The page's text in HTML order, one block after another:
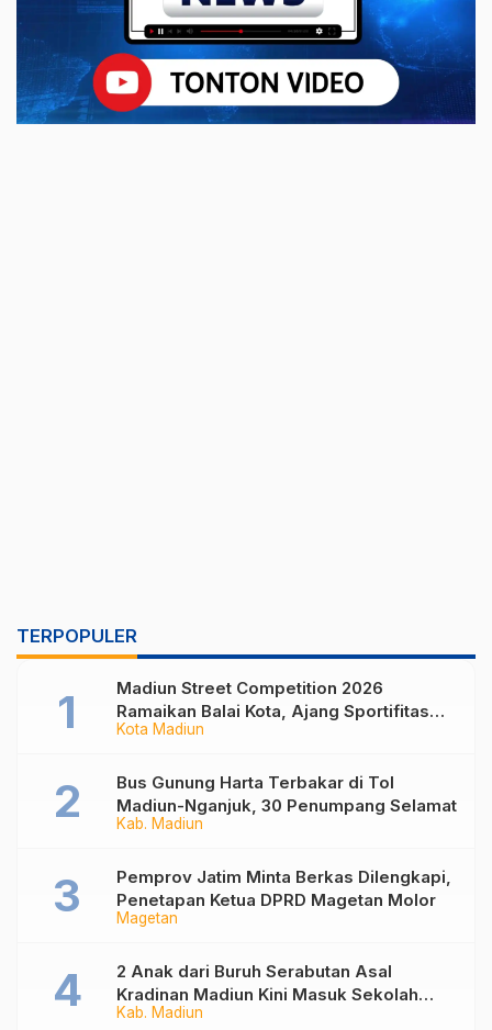
TERPOPULER
Kota Madiun
Madiun Street Competition 2026
Ramaikan Balai Kota, Ajang Sportifitas
Anak Muda dari Basket 3×3 hingga Mural
Kab. Madiun
Bus Gunung Harta Terbakar di Tol
Madiun-Nganjuk, 30 Penumpang Selamat
Magetan
Pemprov Jatim Minta Berkas Dilengkapi,
Penetapan Ketua DPRD Magetan Molor
Kab. Madiun
2 Anak dari Buruh Serabutan Asal
Kradinan Madiun Kini Masuk Sekolah
Rakyat